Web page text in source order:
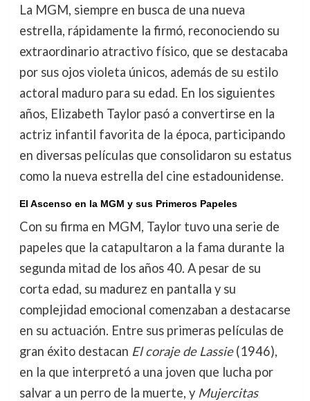
La MGM, siempre en busca de una nueva
estrella, rápidamente la firmó, reconociendo su
extraordinario atractivo físico, que se destacaba
por sus ojos violeta únicos, además de su estilo
actoral maduro para su edad. En los siguientes
años, Elizabeth Taylor pasó a convertirse en la
actriz infantil favorita de la época, participando
en diversas películas que consolidaron su estatus
como la nueva estrella del cine estadounidense.
El Ascenso en la MGM y sus Primeros Papeles
Con su firma en MGM, Taylor tuvo una serie de
papeles que la catapultaron a la fama durante la
segunda mitad de los años 40. A pesar de su
corta edad, su madurez en pantalla y su
complejidad emocional comenzaban a destacarse
en su actuación. Entre sus primeras películas de
gran éxito destacan El coraje de Lassie(1946),
en la que interpretó a una joven que lucha por
salvar a un perro de la muerte, y Mujercitas